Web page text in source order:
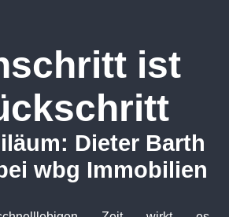
ist
Dieter Barth
wbg Immobilien